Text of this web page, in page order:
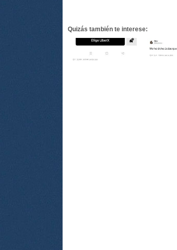
Quizás también te interese: